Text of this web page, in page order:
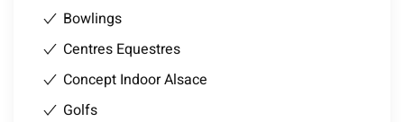
Bowlings
Centres Equestres
Concept Indoor Alsace
Golfs